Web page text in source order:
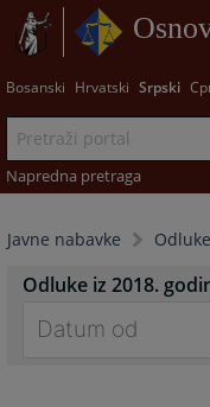
Bosanski Hrvatski Srpski
Napredna pretraga
Javne nabavke Odluke
Odluke iz 2018.